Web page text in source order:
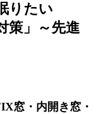
りたい
策」～先進
窓・内開き窓・